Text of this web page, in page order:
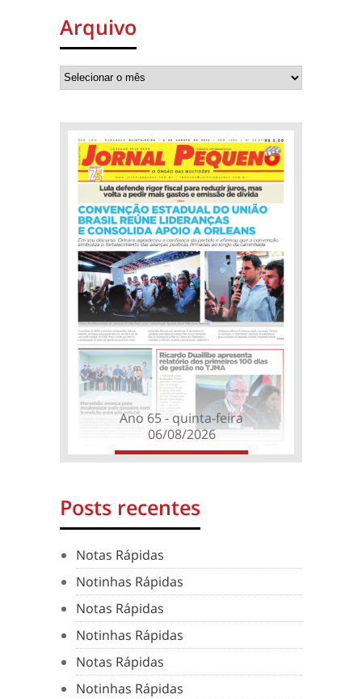
Arquivo
Ano 65 - quinta-feira
06/08/2026
Posts recentes
Notas Rápidas
Notinhas Rápidas
Notas Rápidas
Notinhas Rápidas
Notas Rápidas
Notinhas Rápidas